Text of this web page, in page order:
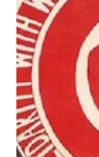
했던 친구들 중에는 스
다. 흔히 떠올릴 수 있는
려워서, 가 있겠지만 그
아진 낙인을 감수했던, ..